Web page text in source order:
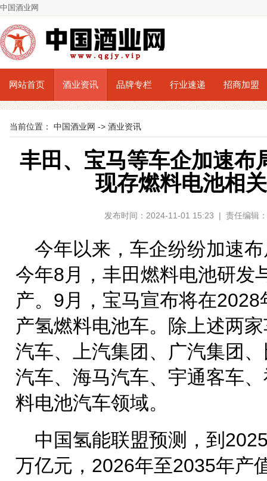
中国酒业网
网站首页 酒业资讯 品牌专栏 行业速递 招商加盟
当前位置： 中国酒业网 -> 酒业资讯
丰田、宝马等车企加速布
现存燃料电池相
发布时间：2024-11-01 15:23 | 责任编辑
今年以来，车企纷纷加速
今年8月，丰田燃料电池研发
产。9月，宝马宣布将在
产氢燃料电池车。除上述两
汽车、上汽集团、广汽集团
汽车、海马汽车、宇通客车
料电池汽车领域。
中国氢能联盟预测，到
万亿元，2026年至2035年产